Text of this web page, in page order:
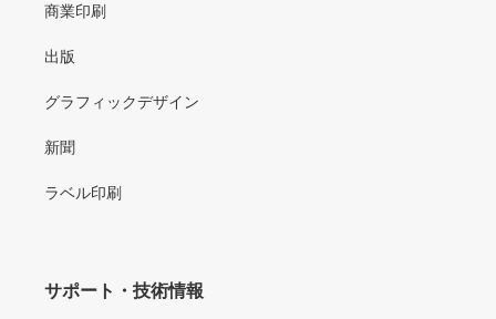
商業印刷
出版
グラフィックデザイン
新聞
ラベル印刷
サポート・技術情報